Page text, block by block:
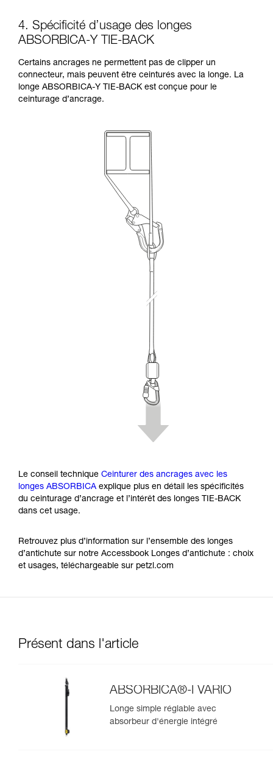
4. Spécificité d’usage des longes
ABSORBICA-Y TIE-BACK
Certains ancrages ne permettent pas de clipper un
connecteur, mais peuvent être ceinturés avec la longe. La
longe ABSORBICA-Y TIE-BACK est conçue pour le
ceinturage d’ancrage.
Le conseil technique Ceinturer des ancrages avec les
longes ABSORBICA explique plus en détail les spécificités
du ceinturage d’ancrage et l’intérêt des longes TIE-BACK
dans cet usage.
Retrouvez plus d’information sur l’ensemble des longes
d’antichute sur notre Accessbook Longes d’antichute : choix
et usages, téléchargeable sur petzl.com
Présent dans l'article
ABSORBICA®-I VARIO
Longe simple réglable avec
absorbeur d'énergie intégré